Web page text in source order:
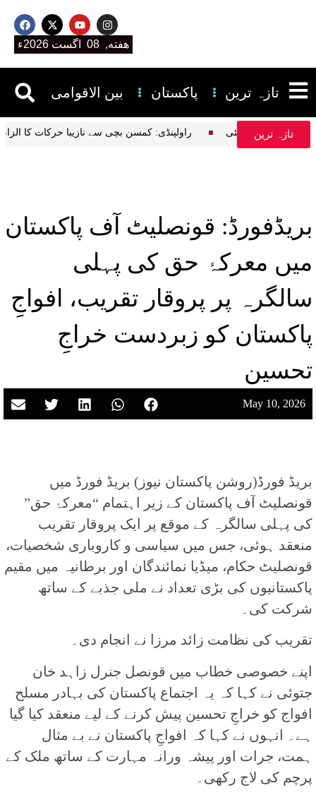
هفته, 08 اگست 2026ء
بین الاقوامی پاکستان تازہ ترین
تازہ ترین راولپنڈی: کمسن بچی سے نازیبا حرکات کا کن حقیقت سامنے آگئی
بریڈفورڈ: قونصلیٹ آف پاکستان
میں معرکۂ حق کی پہلی
سالگرہ پر پروقار تقریب، افواجِ
پاکستان کو زبردست خراجِ
تحسین
May 10, 2026
بریڈ فورڈ(روشن پاکستان نیوز) بریڈ فورڈ میں
قونصلیٹ آف پاکستان کے زیر اہتمام “معرکۂ حق”
کی پہلی سالگرہ کے موقع پر ایک پروقار تقریب
منعقد ہوئی، جس میں سیاسی و کاروباری شخصیات،
قونصلیٹ حکام، میڈیا نمائندگان اور برطانیہ میں مقیم
پاکستانیوں کی بڑی تعداد نے ملی جذبے کے ساتھ
شرکت کی۔
تقریب کی نظامت زائد مرزا نے انجام دی۔
اپنے خصوصی خطاب میں قونصل جنرل زاہد خان
جتوئی نے کہا کہ یہ اجتماع پاکستان کی بہادر مسلح
افواج کو خراجِ تحسین پیش کرنے کے لیے منعقد کیا گیا
ہے۔ انہوں نے کہا کہ افواجِ پاکستان نے بے مثال
ہمت، جرات اور پیشہ ورانہ مہارت کے ساتھ ملک کے
پرچم کی لاج رکھی۔